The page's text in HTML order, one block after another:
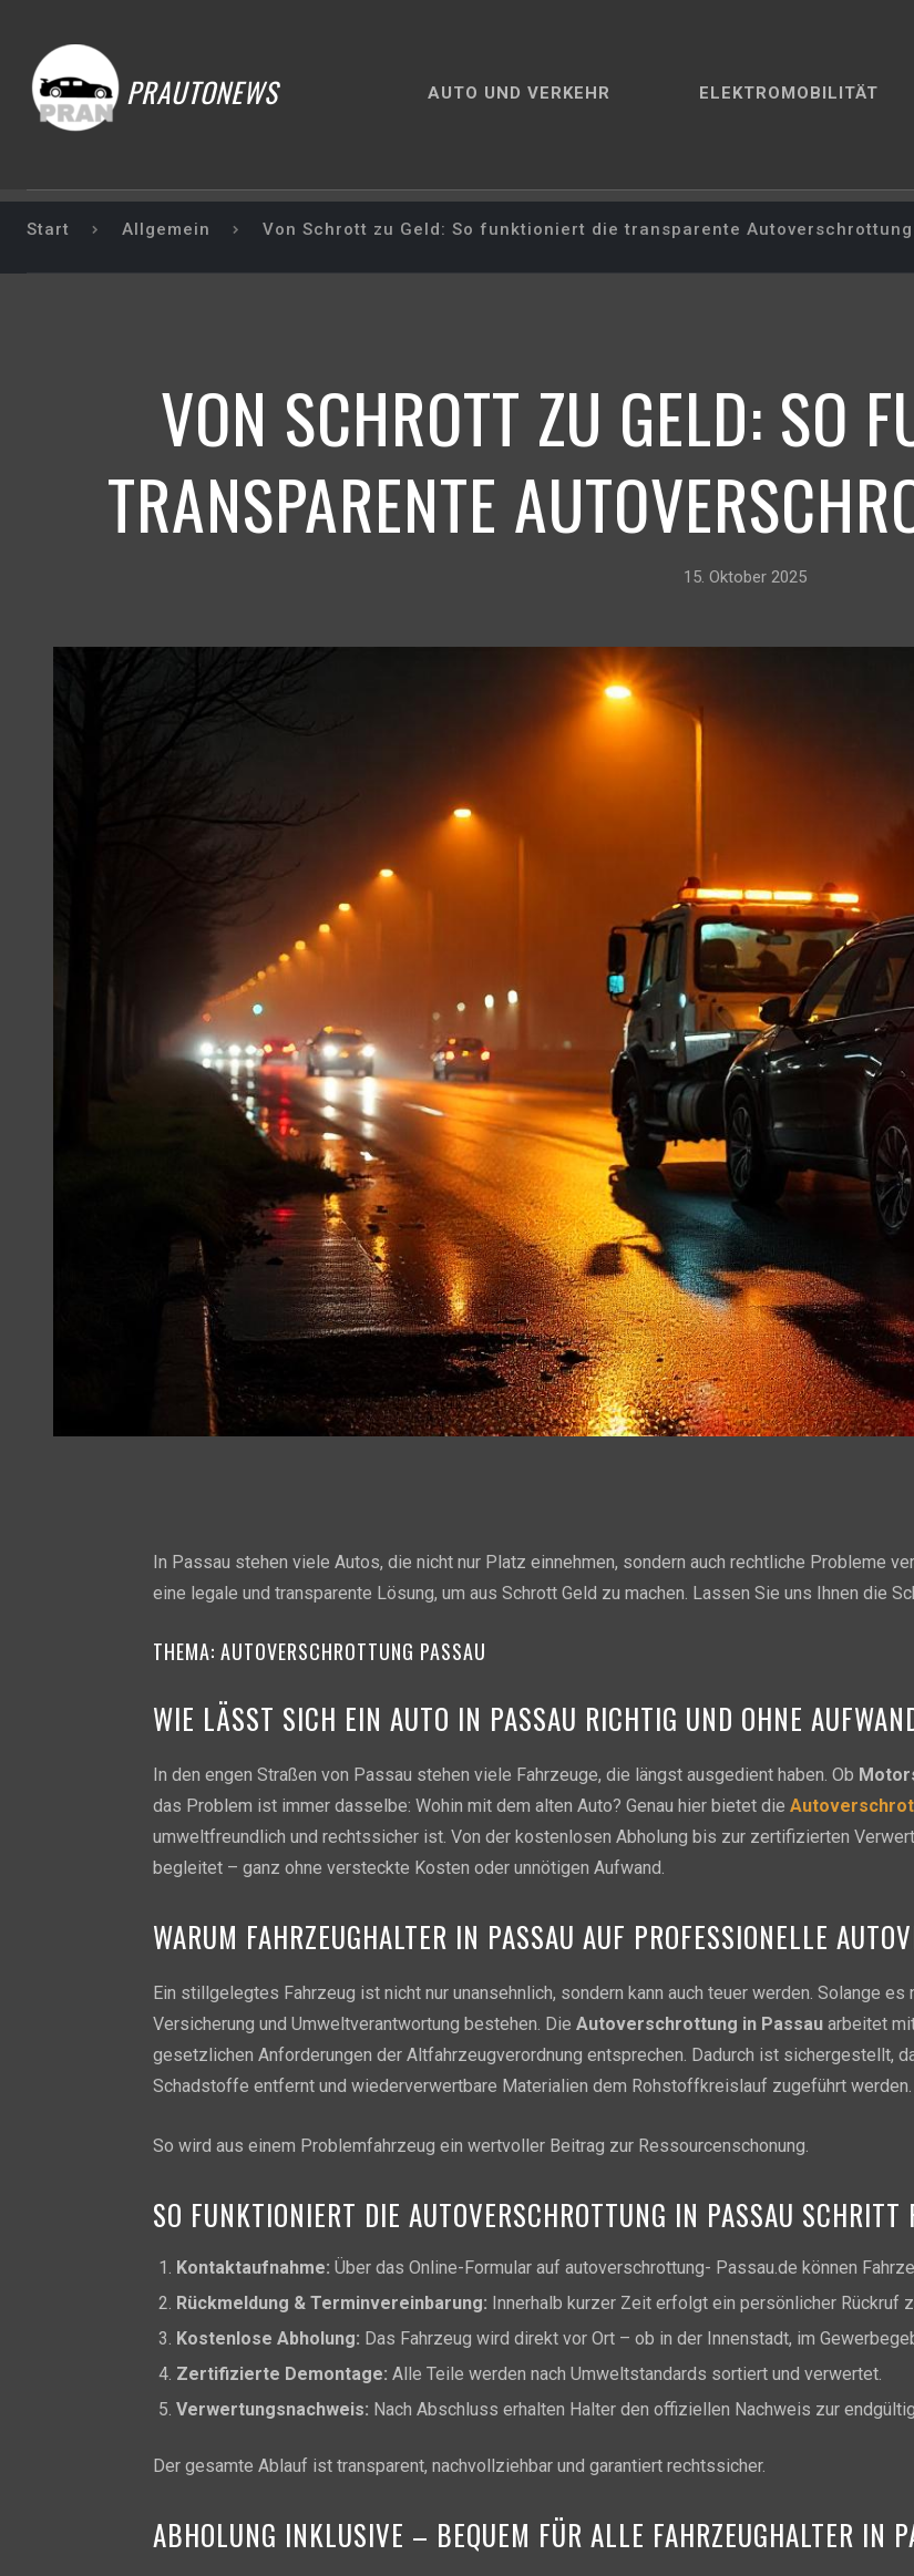
PRAUTONEWS AUTO UND VERKEHR ELEKTROMOBILITÄT
Start Allgemein Von Schrott zu Geld: So funktioniert die transparente
VON SCHROTT ZU GELD: SO
TRANSPARENTE
15. Oktober 2025
In Passau stehen viele Autos, die nicht nur Platz einnehmen, sondern auch rechtliche Probleme
eine legale und transparente Lösung, um aus Schrott Geld zu machen. Lassen Sie uns Ihnen die
THEMA: AUTOVERSCHROTTUNG PASSAU
WIE LÄSST SICH EIN AUTO IN PASSAU RICHTIG UND OHNE
In den engen Straßen von Passau stehen viele Fahrzeuge, die längst ausgedient haben. Ob
das Problem ist immer dasselbe: Wohin mit dem alten Auto? Genau hier bietet die
umweltfreundlich und rechtssicher ist. Von der kostenlosen Abholung bis zur zertifizierten
begleitet – ganz ohne versteckte Kosten oder unnötigen Aufwand.
WARUM FAHRZEUGHALTER IN PASSAU AUF PROFESSIONELLE
Ein stillgelegtes Fahrzeug ist nicht nur unansehnlich, sondern kann auch teuer werden. Solange
Versicherung und Umweltverantwortung bestehen. Die Autoverschrottung in Passau arbeitet
gesetzlichen Anforderungen der Altfahrzeugverordnung entsprechen. Dadurch ist sichergestellt,
Schadstoffe entfernt und wiederverwertbare Materialien dem Rohstoffkreislauf zugeführt werden.
So wird aus einem Problemfahrzeug ein wertvoller Beitrag zur Ressourcenschonung.
SO FUNKTIONIERT DIE AUTOVERSCHROTTUNG IN PASSAU SCHRITT
Kontaktaufnahme: Über das Online-Formular auf autoverschrottung- Passau.de können
Rückmeldung & Terminvereinbarung: Innerhalb kurzer Zeit erfolgt ein persönlicher Rückruf
Kostenlose Abholung: Das Fahrzeug wird direkt vor Ort – ob in der Innenstadt, im
Zertifizierte Demontage: Alle Teile werden nach Umweltstandards sortiert und verwertet.
Verwertungsnachweis: Nach Abschluss erhalten Halter den offiziellen Nachweis zur
Der gesamte Ablauf ist transparent, nachvollziehbar und garantiert rechtssicher.
ABHOLUNG INKLUSIVE – BEQUEM FÜR ALLE FAHRZEUGHALTER IN